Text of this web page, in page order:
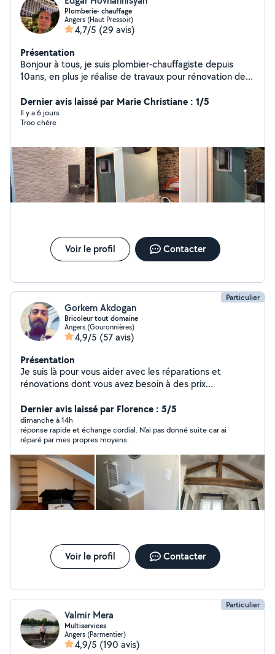
Plomberie- chauffage
Angers (Haut Pressoir)
4,7/5 (29 avis)
Présentation
Bonjour à tous, je suis plombier-chauffagiste depuis
10ans, en plus je réalise de travaux pour rénovation de
transformation de salle de bain normal au PMR.
Réparation de électroménager et montage de cuisines
aussi dans la liste de mes compétences. Cordialement
Dernier avis laissé par Marie Christiane : 1/5
Il y a 6 jours
Troo chére
Voir le profil Contacter
Particulier
Gorkem Akdogan
Bricoleur tout domaine
Angers (Gouronnières)
4,9/5 (57 avis)
Présentation
Je suis là pour vous aider avec les réparations et
rénovations dont vous avez besoin à des prix
Parquet Réparation d'ordinateur.(maintenance et
réparation de tous types d'ordinateurs) Petits travaux
électriques.(installation de lustres et de lampes,
réparation de prises et d'interrupteurs, etc) Plomberie à
petite échelle. (remplacement du robinet, etc)
Entretien et réparation de jardin. Et toute autre tâche
pour laquelle vous avez besoin d'aide.
Dernier avis laissé par Florence : 5/5
dimanche à 14h
réponse rapide et échange cordial. N'ai pas donné suite car ai
réparé par mes propres moyens.
Voir le profil Contacter
Particulier
Valmir Mera
Multiservices
Angers (Parmentier)
4,9/5 (190 avis)